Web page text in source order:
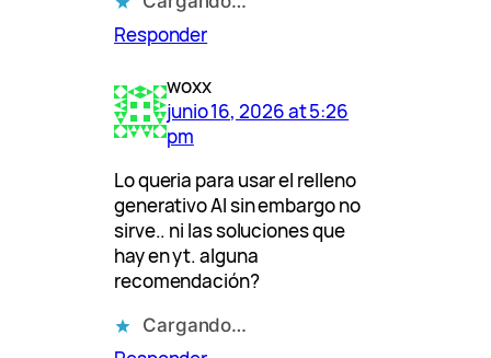
Responder
woxx
junio 16, 2026 at 5:26
pm
Lo queria para usar el relleno
generativo AI sin embargo no
sirve.. ni las soluciones que
hay en yt. alguna
recomendación?
Cargando…